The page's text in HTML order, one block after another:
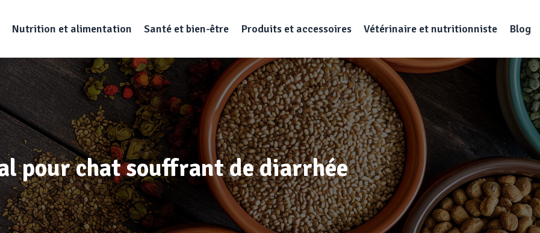
Nutrition et alimentation Santé et bien-être Produits et accessoires Vétérinaire et nutritionniste Blog
pour chat souffrant de diarrhée